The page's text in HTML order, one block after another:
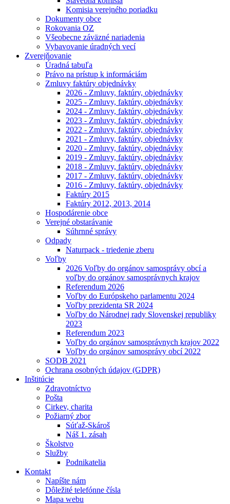
Komisia verejného poriadku
Dokumenty obce
Rokovania OZ
Všeobecne záväzné nariadenia
Vybavovanie úradných vecí
Zverejňovanie
Úradná tabuľa
Právo na prístup k informáciám
Zmluvy faktúry objednávky
2026 - Zmluvy, faktúry, objednávky
2025 - Zmluvy, faktúry, objednávky
2024 - Zmluvy, faktúry, objednávky
2023 - Zmluvy, faktúry, objednávky
2022 - Zmluvy, faktúry, objednávky
2021 - Zmluvy, faktúry, objednávky
2020 - Zmluvy, faktúry, objednávky
2019 - Zmluvy, faktúry, objednávky
2018 - Zmluvy, faktúry, objednávky
2017 - Zmluvy, faktúry, objednávky
2016 - Zmluvy, faktúry, objednávky
Faktúry 2015
Faktúry 2012, 2013, 2014
Hospodárenie obce
Verejné obstarávanie
Súhrnné správy
Odpady
Naturpack - triedenie zberu
Voľby
2026 Voľby do orgánov samosprávy obcí a
voľby do orgánov samosprávnych krajov
Referendum 2026
Voľby do Európskeho parlamentu 2024
Voľby prezidenta SR 2024
Voľby do Národnej rady Slovenskej republiky
2023
Referendum 2023
Voľby do orgánov samosprávnych krajov 2022
Voľby do orgánov samosprávy obcí 2022
SODB 2021
Ochrana osobných údajov (GDPR)
Inštitúcie
Zdravotníctvo
Pošta
Cirkev, charita
Požiarný zbor
Súťaž-Skároš
Náš 1. zásah
Školstvo
Služby
Podnikatelia
Kontakt
Napíšte nám
Dôležité telefónne čísla
Mapa webu